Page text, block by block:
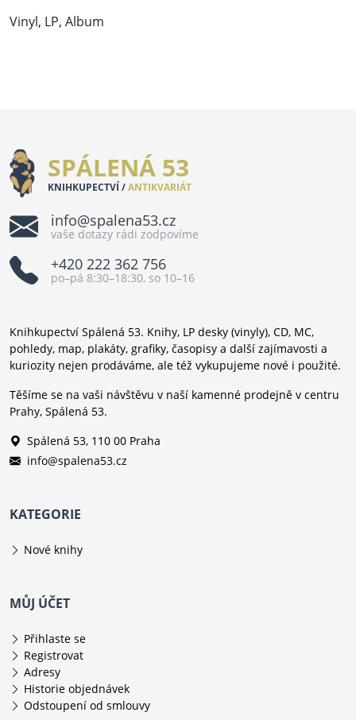
Vinyl, LP, Album
SPÁLENÁ 53
KNIHKUPECTVÍ /ANTIKVARIÁT
info@spalena53.cz
vaše dotazy rádi zodpovíme
+420 222 362 756
po–pá 8:30–18:30, so 10–16
Knihkupectví Spálená 53. Knihy, LP desky (vinyly), CD, MC,
pohledy, map, plakáty, grafiky, časopisy a další zajímavosti a
kuriozity nejen prodáváme, ale též vykupujeme nové i použité.
Těšíme se na vaši návštěvu v naší kamenné prodejně v centru
Prahy, Spálená 53.
Spálená 53, 110 00 Praha
info@spalena53.cz
KATEGORIE
Nové knihy
MŮJ ÚČET
Přihlaste se
Registrovat
Adresy
Historie objednávek
Odstoupení od smlouvy